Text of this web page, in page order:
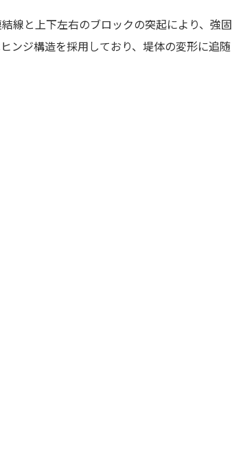
線と上下左右のブロックの突起により、強固
ンジ構造を採用しており、堤体の変形に追随